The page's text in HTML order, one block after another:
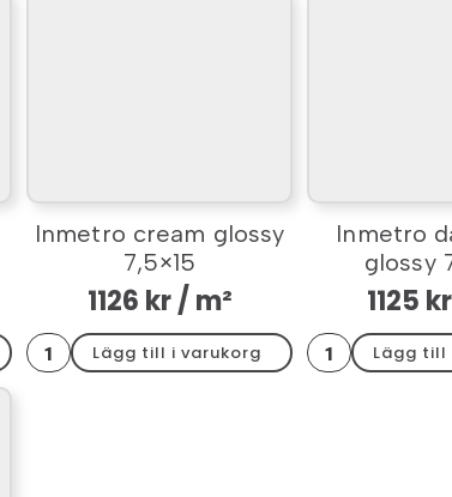
Inmetro cream glossy
7,5×15
1126 kr/ m²
Inmetro
cream
glossy
Lägg till i varukorg
Inmetro
glossy
1125 kr
Inmetro
dark
grey
Lägg till